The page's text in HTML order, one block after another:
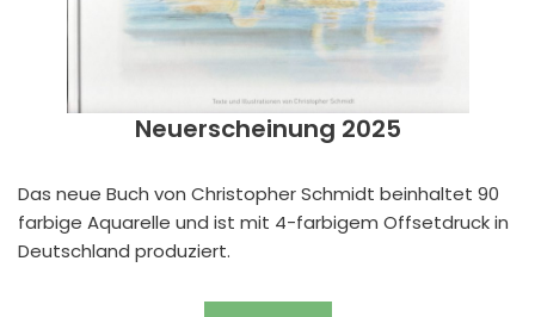
Neuerscheinung 2025
Das neue Buch von Christopher Schmidt beinhaltet 90
farbige Aquarelle und ist mit 4-farbigem Offsetdruck in
Deutschland produziert.